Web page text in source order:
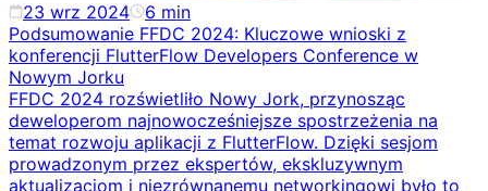
23 wrz 2024 6 min
Podsumowanie FFDC 2024: Kluczowe wnioski z
konferencji FlutterFlow Developers Conference w
Nowym Jorku
FFDC 2024 rozświetliło Nowy Jork, przynosząc
deweloperom najnowocześniejsze spostrzeżenia na
temat rozwoju aplikacji z FlutterFlow. Dzięki sesjom
prowadzonym przez ekspertów, ekskluzywnym
aktualizacjom i niezrównanemu networkingowi było to